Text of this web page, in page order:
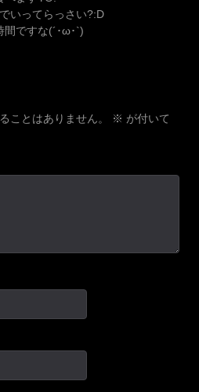
いってらっさい?:D
間ですな(´･ω･`)
ことはありません。 ※ が付いて